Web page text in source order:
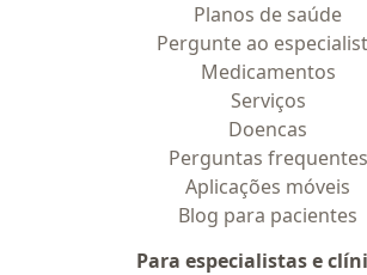
Planos de saúde
Pergunte ao
Medicamentos
Serviços
Doencas
Perguntas frequentes
Aplicações móveis
Blog para pacientes
Para especialistas e